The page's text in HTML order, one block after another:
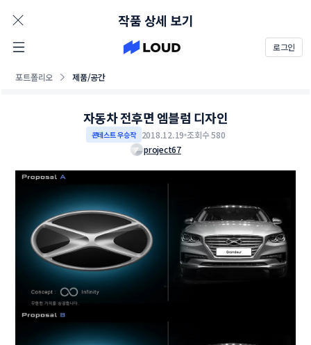
로그인
포트폴리오 제품/공간
작품 상세 보기
자동차 전후면 엠블럼 디자인
콘테스트 우승작 2018.12.19 조회수 580
project67